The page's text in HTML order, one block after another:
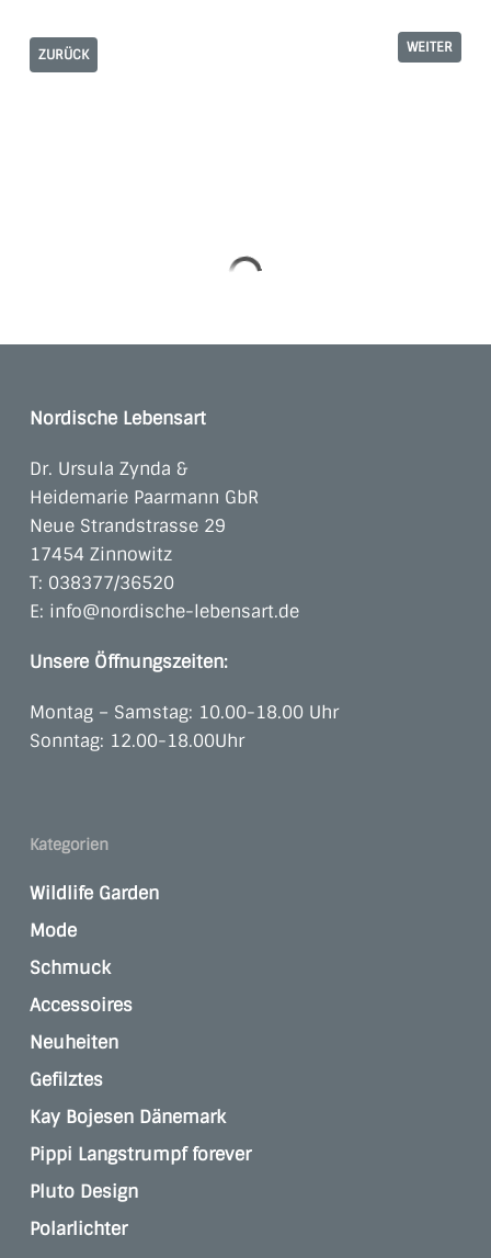
ZURÜCK WEITER
Nordische Lebensart
Dr. Ursula Zynda &
Heidemarie Paarmann GbR
Neue Strandstrasse 29
17454 Zinnowitz
T: 038377/36520
E: info@nordische-lebensart.de
Unsere Öffnungszeiten:
Montag – Samstag: 10.00-18.00 Uhr
Sonntag: 12.00-18.00Uhr
Kategorien
Wildlife Garden
Mode
Schmuck
Accessoires
Neuheiten
Gefilztes
Kay Bojesen Dänemark
Pippi Langstrumpf forever
Pluto Design
Polarlichter